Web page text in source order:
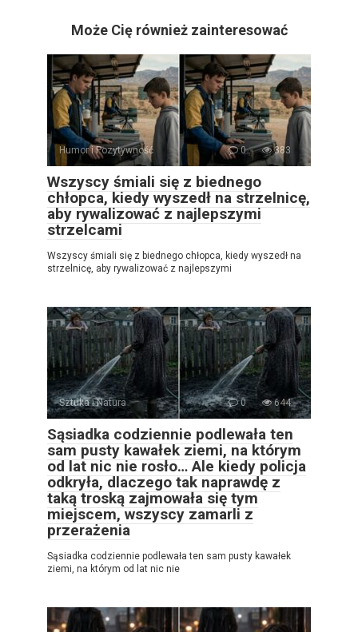
Może Cię również zainteresować
Humor i Pozytywność 0 383
Wszyscy śmiali się z biednego
chłopca, kiedy wyszedł na strzelnicę,
aby rywalizować z najlepszymi
strzelcami
Wszyscy śmiali się z biednego chłopca, kiedy wyszedł na
strzelnicę, aby rywalizować z najlepszymi
Sztuka i Natura 0 644
Sąsiadka codziennie podlewała ten
sam pusty kawałek ziemi, na którym
od lat nic nie rosło… Ale kiedy policja
odkryła, dlaczego tak naprawdę z
taką troską zajmowała się tym
miejscem, wszyscy zamarli z
przerażenia
Sąsiadka codziennie podlewała ten sam pusty kawałek
ziemi, na którym od lat nic nie